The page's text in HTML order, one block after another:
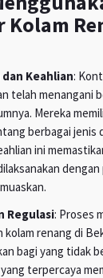
Keahlian:
telah menangani
Mereka
berbagai jenis
ini
Regulasi: Proses
kolam renang di
bagi yang tidak
terpercaya